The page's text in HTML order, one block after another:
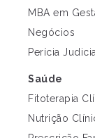
MBA em
Negócios
Perícia
Saúde
Fitoterapia
Nutrição